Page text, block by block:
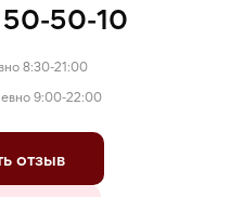
50-10
8:30-21:00
9:00-22:00
отзыв